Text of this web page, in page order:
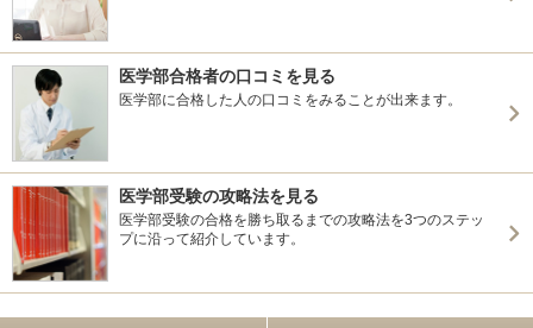
医学部合格者の口コミを見る
医学部に合格した人の口コミをみることが出来ます。
医学部受験の攻略法を見る
医学部受験の合格を勝ち取るまでの攻略法を3つのステッ
プに沿って紹介しています。